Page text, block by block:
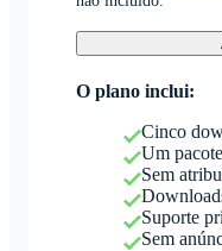
O plano inclui:
Cinco
Um
Sem
Suporte
Sem